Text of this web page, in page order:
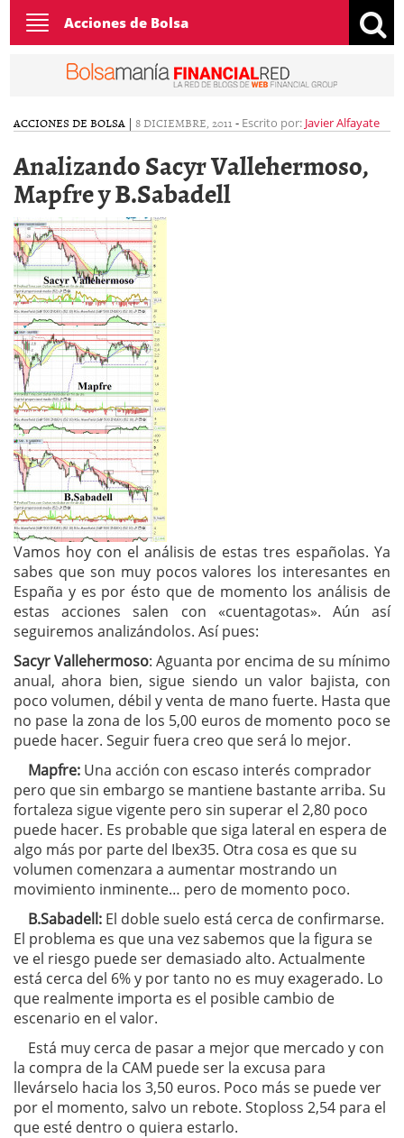
Toggle
navigation
Acciones de Bolsa
ACCIONES DE BOLSA | 8 DICIEMBRE, 2011 - Escrito por: Javier Alfayate
Analizando Sacyr Vallehermoso,
Mapfre y B.Sabadell
Vamos hoy con el análisis de estas tres españolas. Ya
sabes que son muy pocos valores los interesantes en
España y es por ésto que de momento los análisis de
estas acciones salen con «cuentagotas». Aún así
seguiremos analizándolos. Así pues:
Sacyr Vallehermoso: Aguanta por encima de su mínimo
anual, ahora bien, sigue siendo un valor bajista, con
poco volumen, débil y venta de mano fuerte. Hasta que
no pase la zona de los 5,00 euros de momento poco se
puede hacer. Seguir fuera creo que será lo mejor.
Mapfre: Una acción con escaso interés comprador
pero que sin embargo se mantiene bastante arriba. Su
fortaleza sigue vigente pero sin superar el 2,80 poco
puede hacer. Es probable que siga lateral en espera de
algo más por parte del Ibex35. Otra cosa es que su
volumen comenzara a aumentar mostrando un
movimiento inminente… pero de momento poco.
B.Sabadell: El doble suelo está cerca de confirmarse.
El problema es que una vez sabemos que la figura se
ve el riesgo puede ser demasiado alto. Actualmente
está cerca del 6% y por tanto no es muy exagerado. Lo
que realmente importa es el posible cambio de
escenario en el valor.
Está muy cerca de pasar a mejor que mercado y con
la compra de la CAM puede ser la excusa para
llevárselo hacia los 3,50 euros. Poco más se puede ver
por el momento, salvo un rebote. Stoploss 2,54 para el
que esté dentro o quiera estarlo.